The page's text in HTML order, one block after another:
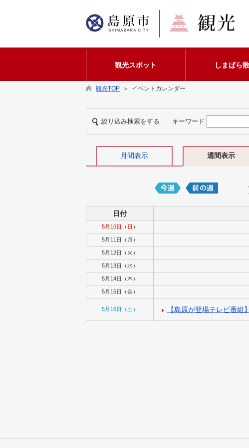
観光スポット しまばら
観光TOP ＞ イベントカレンダー
絞り込み検索をする キーワード
月間表示 週間表示
日付
5月10日（日）
5月11日（月）
5月12日（火）
5月13日（水）
5月14日（木）
5月15日（金）
5月16日（土） 【島原が登場テレビ番組